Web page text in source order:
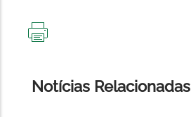
Notícias Relacionadas